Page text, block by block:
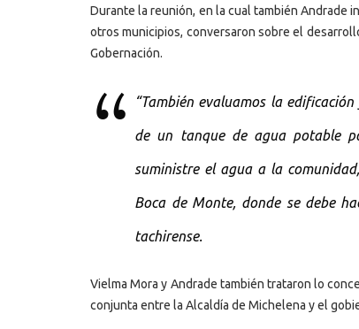
Durante la reunión, en la cual también Andrade
otros municipios, conversaron sobre el
Gobernación.
“También evaluamos la
de un tanque de agua potable
suministre el agua a la
Boca de Monte, donde se debe
tachirense.
Vielma Mora y Andrade también trataron lo
conjunta entre la Alcaldía de Michelena y el